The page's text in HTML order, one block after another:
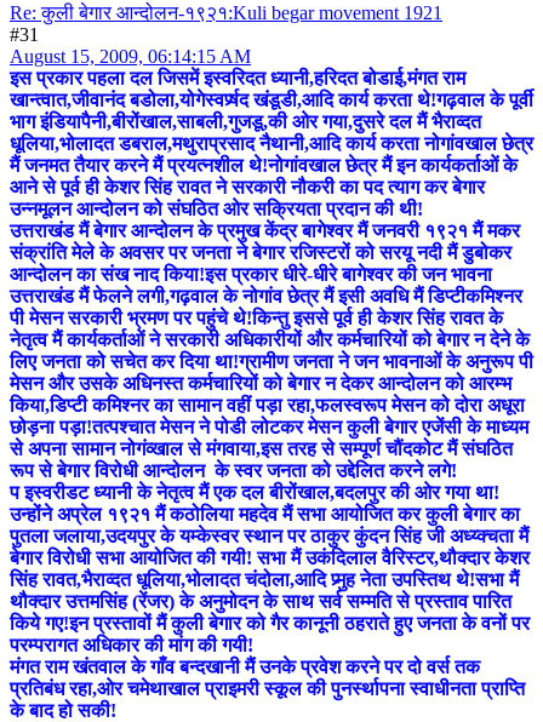
Re: कुली बेगार आन्दोलन-१९२१:Kuli begar movement 1921
#31
August 15, 2009, 06:14:15 AM
इस प्रकार पहला दल जिसमें इस्वरिदत ध्यानी,हरिदत बोडाई,मंगत राम
खान्त्वात,जीवानंद बडोला,योगेस्वर्प्र्षद खंडूडी,आदि कार्य करता थे!गढ़वाल के पूर्वी
भाग इंडियापैनी,बीरोंखाल,साबली,गुजडू,की ओर गया,दुसरे दल मैं भैराव्दत
धूलिया,भोलादत डबराल,मथुराप्रसाद नैथानी,आदि कार्य करता नोगांवखाल छेत्र
मैं जनमत तैयार करने मैं प्रयत्नशील थे!नोगांवखाल छेत्र मैं इन कार्यकर्ताओं के
आने से पूर्व ही केशर सिंह रावत ने सरकारी नौकरी का पद त्याग कर बेगार
उन्नमूलन आन्दोलन को संघठित ओर सक्रियता प्रदान की थी!
उत्तराखंड मैं बेगार आन्दोलन के प्रमुख केंद्र बागेश्वर मैं जनवरी १९२१ मैं मकर
संक्रांति मेले के अवसर पर जनता ने बेगार रजिस्टरों को सरयू नदी मैं डुबोकर
आन्दोलन का संख नाद किया!इस प्रकार धीरे-धीरे बागेश्वर की जन भावना
उत्तराखंड मैं फेलने लगी,गढ़वाल के नोगांव छेत्र मैं इसी अवधि मैं डिप्टीकमिश्नर
पी मेसन सरकारी भ्रमण पर पहुंचे थे!किन्तु इससे पूर्व ही केशर सिंह रावत के
नेतृत्व मैं कार्यकर्ताओं ने सरकारी अधिकारीयों और कर्मचारियों को बेगार न देने के
लिए जनता को सचेत कर दिया था!ग्रामीण जनता ने जन भावनाओं के अनुरूप पी
मेसन और उसके अधिनस्त कर्मचारियों को बेगार न देकर आन्दोलन को आरम्भ
किया,डिप्टी कमिश्नर का सामान वहीं पड़ा रहा,फलस्वरूप मेसन को दोरा अधूरा
छोड़ना पड़ा!तत्पश्चात मेसन ने पोडी लोटकर मेसन कुली बेगार एजेंसी के माध्यम
से अपना सामान नोगंव्खाल से मंगवाया,इस तरह से सम्पूर्ण चौंदकोट मैं संघठित
रूप से बेगार विरोधी आन्दोलन के स्वर जनता को उद्देलित करने लगे!
प इस्वरीडट ध्यानी के नेतृत्व मैं एक दल बीरोंखाल,बदलपुर की ओर गया था!
उन्होंने अप्रेल १९२१ मैं कठोलिया महदेव मैं सभा आयोजित कर कुली बेगार का
पुतला जलाया,उदयपुर के यम्केस्वर स्थान पर ठाकुर कुंदन सिंह जी अध्य्क्चता मैं
बेगार विरोधी सभा आयोजित की गयी! सभा मैं उकंदिलाल वैरिस्टर,थौक्दार केशर
सिंह रावत,भैराव्दत धूलिया,भोलादत चंदोला,आदि प्र्मुह नेता उपस्तिथ थे!सभा मैं
थौक्दार उत्तमसिंह (रेंजर) के अनुमोदन के साथ सर्व सम्मति से प्रस्ताव पारित
किये गए!इन प्रस्तावों मैं कुली बेगार को गैर कानूनी ठहराते हुए जनता के वनों पर
परम्परागत अधिकार की मांग की गयी!
मंगत राम खंतवाल के गाँव बन्दखानी मैं उनके प्रवेश करने पर दो वर्स तक
प्रतिबंध रहा,ओर चमेथाखाल प्राइमरी स्कूल की पुनर्स्थापना स्वाधीनता प्राप्ति
के बाद हो सकी!